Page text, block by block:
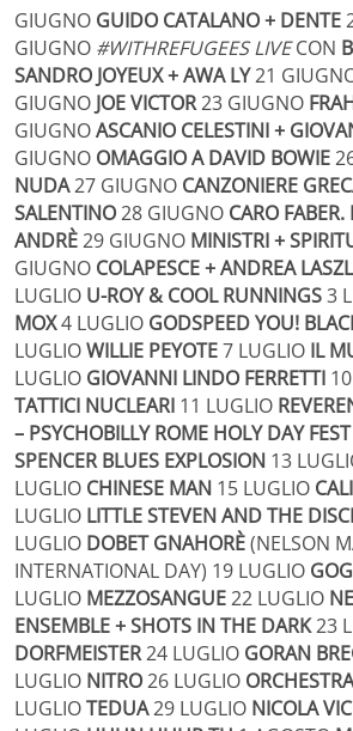
GIUGNO GUIDO CATALANO + DENTE
GIUGNO #WITHREFUGEES LIVECON
SANDRO JOYEUX + AWA LY21
GIUGNO JOE VICTOR23 GIUGNO
GIUGNOASCANIO CELESTINI +
GIUGNO OMAGGIO A DAVID BOWIE
NUDA27 GIUGNO CANZONIERE
SALENTINO28 GIUGNO CARO
ANDRÈ29 GIUGNO MINISTRI +
GIUGNO COLAPESCE + ANDREA
LUGLIO U-ROY & COOL RUNNINGS3
MOX4 LUGLIO GODSPEED YOU!
LUGLIOWILLIE PEYOTE7 LUGLIO IL
LUGLIO GIOVANNI LINDO FERRETTI
TATTICI NUCLEARI 11 LUGLIO
– PSYCHOBILLY ROME HOLY DAY FEST
SPENCER BLUES EXPLOSION 13
LUGLIO CHINESE MAN 15 LUGLIO
LUGLIO LITTLE STEVEN AND THE
LUGLIO DOBET GNAHORÈ(NELSON
INTERNATIONAL DAY) 19 LUGLIO
LUGLIO MEZZOSANGUE22 LUGLIO
ENSEMBLE + SHOTS IN THE DARK23
DORFMEISTER24 LUGLIO GORAN
LUGLIO NITRO26 LUGLIO
LUGLIOTEDUA29 LUGLIO NICOLA